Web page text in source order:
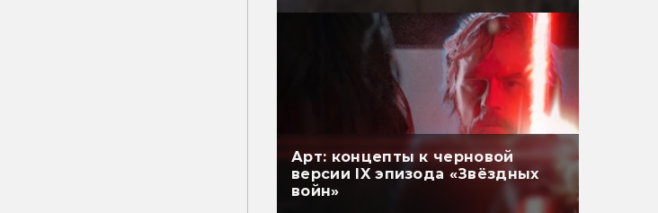
Арт: концепты к черновой
версии IX эпизода «Звёздных
войн»